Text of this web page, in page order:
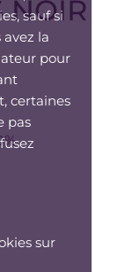
sauf si
avez la
pour
certaines
pas
sur
NOIR